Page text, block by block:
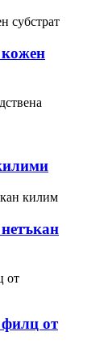
кожен
филц от